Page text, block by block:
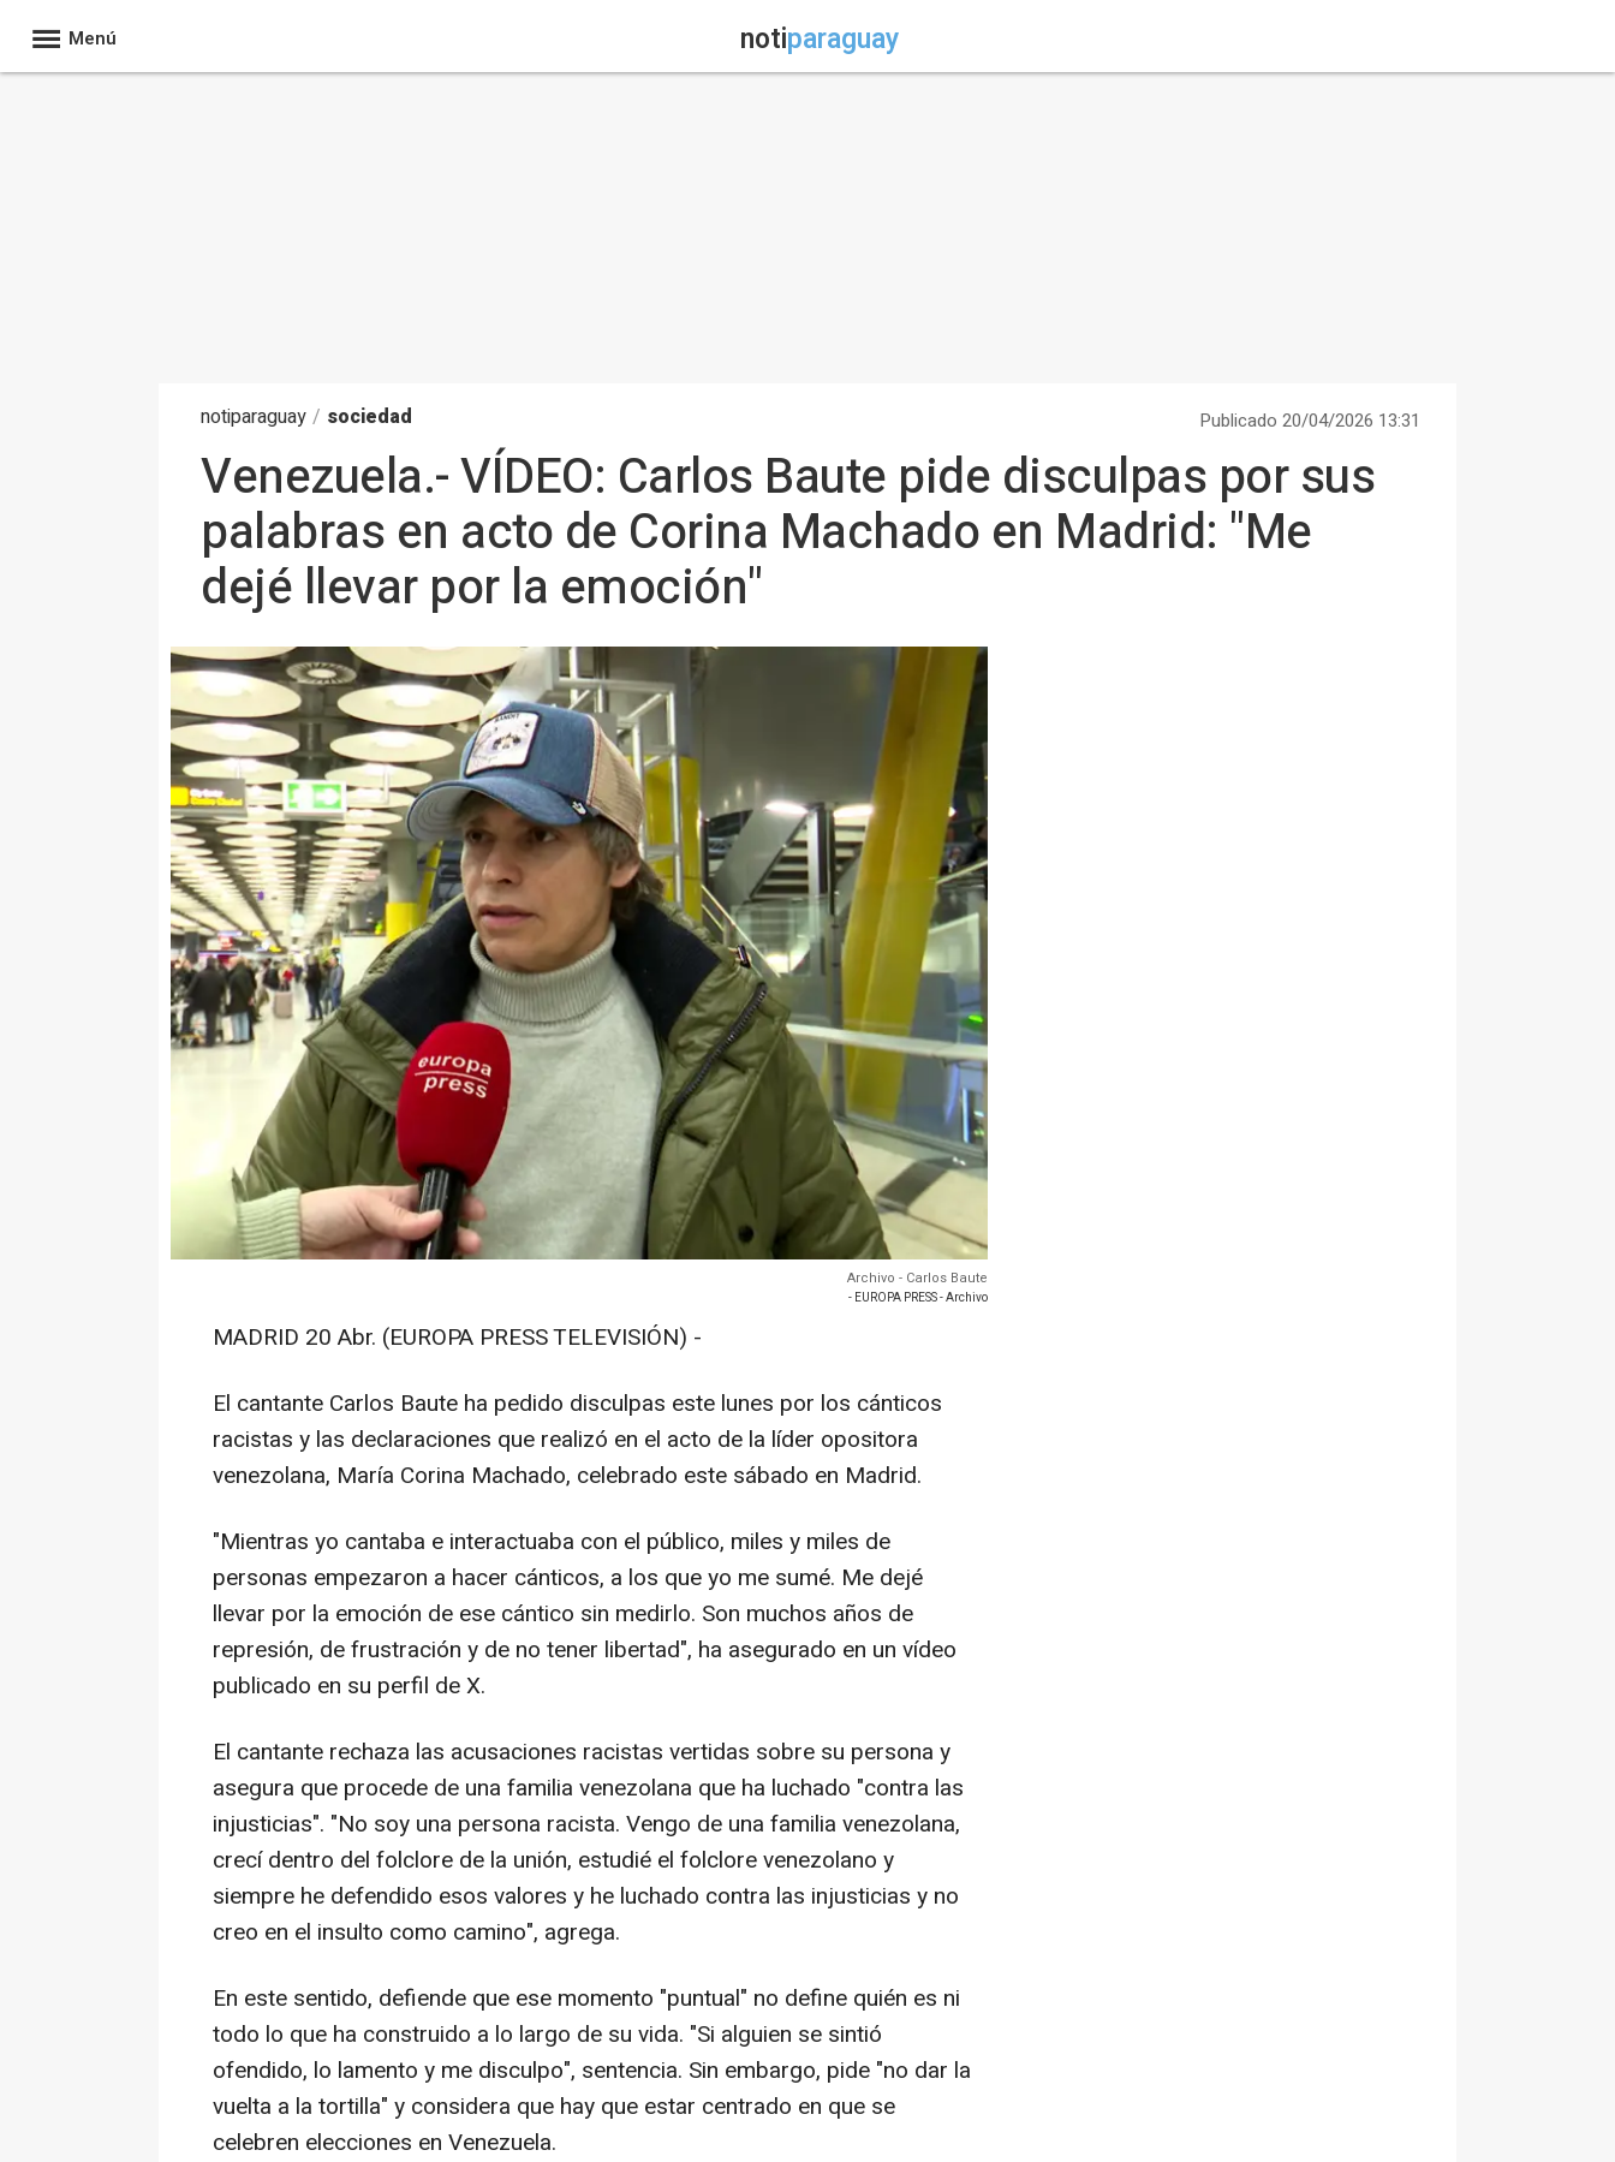
Menú notiparaguay
notiparaguay / sociedad Publicado 20/04/2026 13:31
Venezuela.- VÍDEO: Carlos Baute pide disculpas por sus
palabras en acto de Corina Machado en Madrid: "Me
dejé llevar por la emoción"
Archivo - Carlos Baute
- EUROPA PRESS - Archivo
MADRID 20 Abr. (EUROPA PRESS TELEVISIÓN) -
El cantante Carlos Baute ha pedido disculpas este lunes por los cánticos
racistas y las declaraciones que realizó en el acto de la líder opositora
venezolana, María Corina Machado, celebrado este sábado en Madrid.
"Mientras yo cantaba e interactuaba con el público, miles y miles de
personas empezaron a hacer cánticos, a los que yo me sumé. Me dejé
llevar por la emoción de ese cántico sin medirlo. Son muchos años de
represión, de frustración y de no tener libertad", ha asegurado en un vídeo
publicado en su perfil de X.
El cantante rechaza las acusaciones racistas vertidas sobre su persona y
asegura que procede de una familia venezolana que ha luchado "contra las
injusticias". "No soy una persona racista. Vengo de una familia venezolana,
crecí dentro del folclore de la unión, estudié el folclore venezolano y
siempre he defendido esos valores y he luchado contra las injusticias y no
creo en el insulto como camino", agrega.
En este sentido, defiende que ese momento "puntual" no define quién es ni
todo lo que ha construido a lo largo de su vida. "Si alguien se sintió
ofendido, lo lamento y me disculpo", sentencia. Sin embargo, pide "no dar la
vuelta a la tortilla" y considera que hay que estar centrado en que se
celebren elecciones en Venezuela.